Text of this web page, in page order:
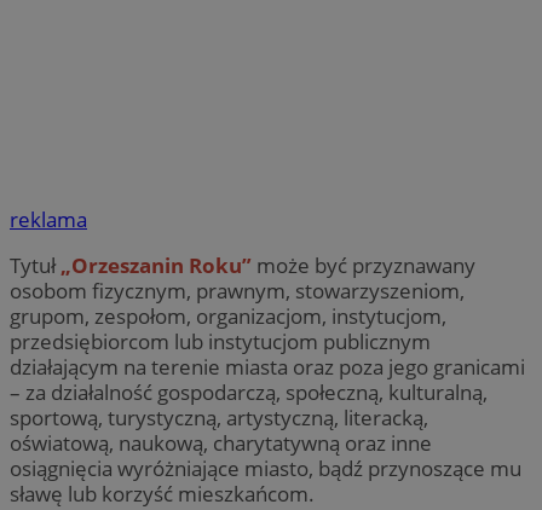
reklama
Tytuł„Orzeszanin Roku” może być przyznawany
osobom fizycznym, prawnym, stowarzyszeniom,
grupom, zespołom, organizacjom, instytucjom,
przedsiębiorcom lub instytucjom publicznym
działającym na terenie miasta oraz poza jego granicami
– za działalność gospodarczą, społeczną, kulturalną,
sportową, turystyczną, artystyczną, literacką,
oświatową, naukową, charytatywną oraz inne
osiągnięcia wyróżniające miasto, bądź przynoszące mu
sławę lub korzyść mieszkańcom.